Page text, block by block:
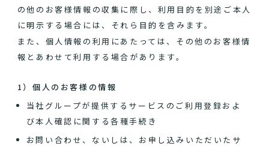
の他のお客様情報の収集に際し、利用目的を別途ご本人
に明示する場合には、それら目的を含みます。
また、個人情報の利用にあたっては、その他のお客様情
報とあわせて利用する場合があります。
1）個人のお客様の情報
当社グループが提供するサービスのご利用登録およ
び本人確認に関する各種手続き
お問い合わせ、ないしは、お申し込みいただいたサ